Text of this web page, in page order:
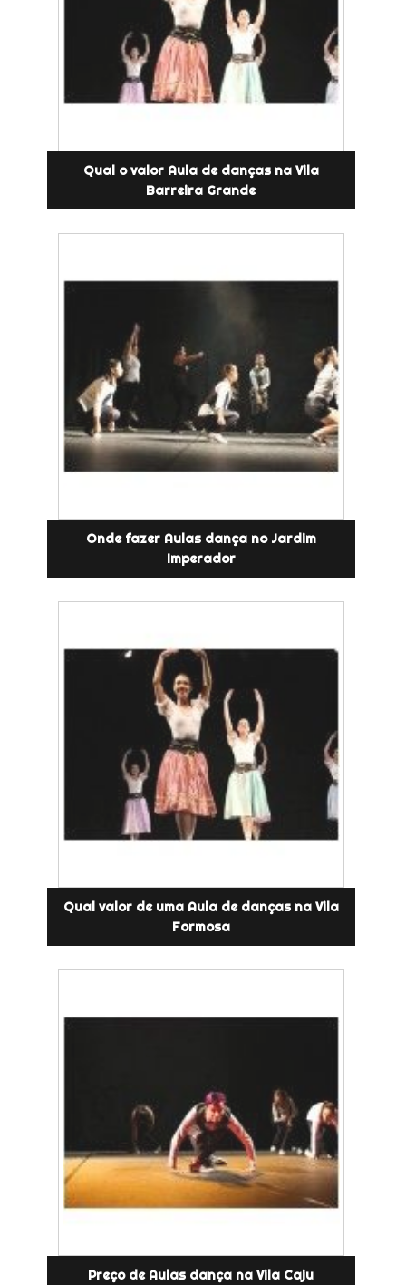
Qual o valor Aula de danças na Vila
Barreira Grande
Onde fazer Aulas dança no Jardim
Imperador
Qual valor de uma Aula de danças na Vila
Formosa
Preço de Aulas dança na Vila Caju